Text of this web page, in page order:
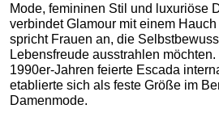
Mode, femininen Stil und luxuriöse
verbindet Glamour mit einem
spricht Frauen an, die
Lebensfreude ausstrahlen
1990er-Jahren feierte Escada
etablierte sich als feste Größe im
Damenmode.